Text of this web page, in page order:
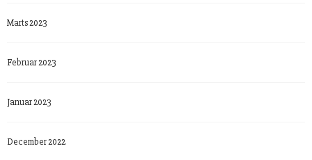
Marts 2023
Februar 2023
Januar 2023
December 2022